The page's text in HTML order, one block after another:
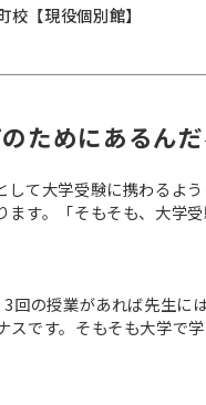
校【現役個別館】
ためにあるんだ
して大学受験に携わるよ
す。「そもそも、大学
回の授業があれば先生に
スです。そもそも大学で